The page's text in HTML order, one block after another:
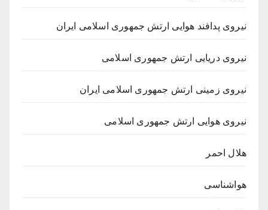
نیروی پدافند هوایی ارتش جمهوری اسلامی ایران
نیروی دریایی ارتش جمهوری اسلامی
نیروی زمینی ارتش جمهوری اسلامی ایران
نیروی هوایی ارتش جمهوری اسلامی
هلال احمر
هواشناسی